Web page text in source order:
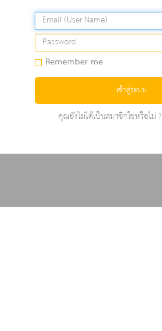
Remember me
เข้าสู่ระบบ
คุณยังไม่ได้เป็นสมาชิกใช่หรือไม่ ?